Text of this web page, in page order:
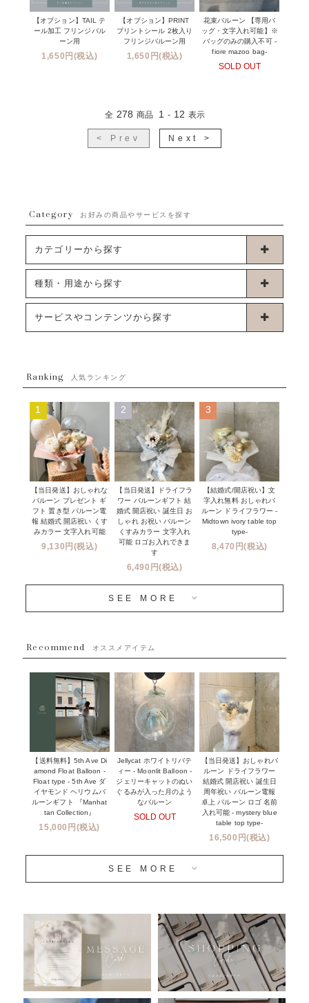
【オプション】TAIL テ
ール加工 フリンジバル
ーン用
1,650円(税込)
【オプション】PRINT
プリントシール 2枚入り
フリンジバルーン用
1,650円(税込)
花束バルーン 【専用バ
ッグ・文字入れ可能】※
バッグのみの購入不可 -
fiore mazoo bag-
SOLD OUT
全 278 商品 1 - 12 表示
< Prev Next >
Category お好みの商品やサービスを探す
カテゴリーから探す
卓上タイプバルーン
ブーケタイプバルーン
ムーンリットバルーン
コンフェッティバルーン
フリンジバルーン
デコレーションセット
プロップスバルーン
オプション
成人式・卒業式・入学式バルーンブーケ
種類・用途から探す
お誕生日
開店・周年祝い
発表会・劇場
その他お祝い
クリスマス
新商品
~３０００円
~５５００円
１１０００円以上
NEW YORK MIND - ニューヨークスタイルバルーン
※コンフェッティバルーン -プリント内容-
サービスやコンテンツから探す
発送について
Q&A
メッセージカード・電報について
オーダーメイドについて
セミオーダーについて
フリンジバルーンについて
コンフェッティバルーンについて
ハワイウェディングサービス
企業・法人様
ウェディングコンフェッティバルーン特集
実店舗について -大阪 堀江店・名古屋 星ヶ丘店・滋賀 配送
センター店・沖縄 嘉手納基地店-
プリントサービス
前撮り写真バルーン特集
姉妹店＆関連ショップについて
安心のチャビーバルーン
おすすめ商品
バルーン自動販売機
浮くバルーンオーダーメイド - coming soonn -
Ranking 人気ランキング
1
【当日発送】おしゃれな
バルーン プレゼント ギ
フト 置き型 バルーン電
報 結婚式 開店祝い くす
みカラー 文字入れ可能
9,130円(税込)
2
【当日発送】ドライフラ
ワー バルーンギフト 結
婚式 開店祝い 誕生日 お
しゃれ お祝い バルーン
くすみカラー 文字入れ
可能 ロゴお入れできま
す
6,490円(税込)
3
【結婚式/開店祝い】文
字入れ無料 おしゃれバ
ルーン ドライフラワー -
Midtown ivory table top
type-
8,470円(税込)
SEE MORE
Recommend オススメアイテム
【送料無料】5th Ave Di
amond Float Balloon -
Float type - 5th Ave ダ
イヤモンド ヘリウムバ
ルーンギフト 『Manhat
tan Collection』
15,000円(税込)
Jellycat ホワイトリバテ
ィー - Moonlit Balloon -
ジェリーキャットのぬい
ぐるみが入った月のよう
なバルーン
SOLD OUT
【当日発送】おしゃれバ
ルーン ドライフラワー
結婚式 開店祝い 誕生日
周年祝い バルーン電報
卓上 バルーン ロゴ 名前
入れ可能 - mystery blue
table top type-
16,500円(税込)
SEE MORE